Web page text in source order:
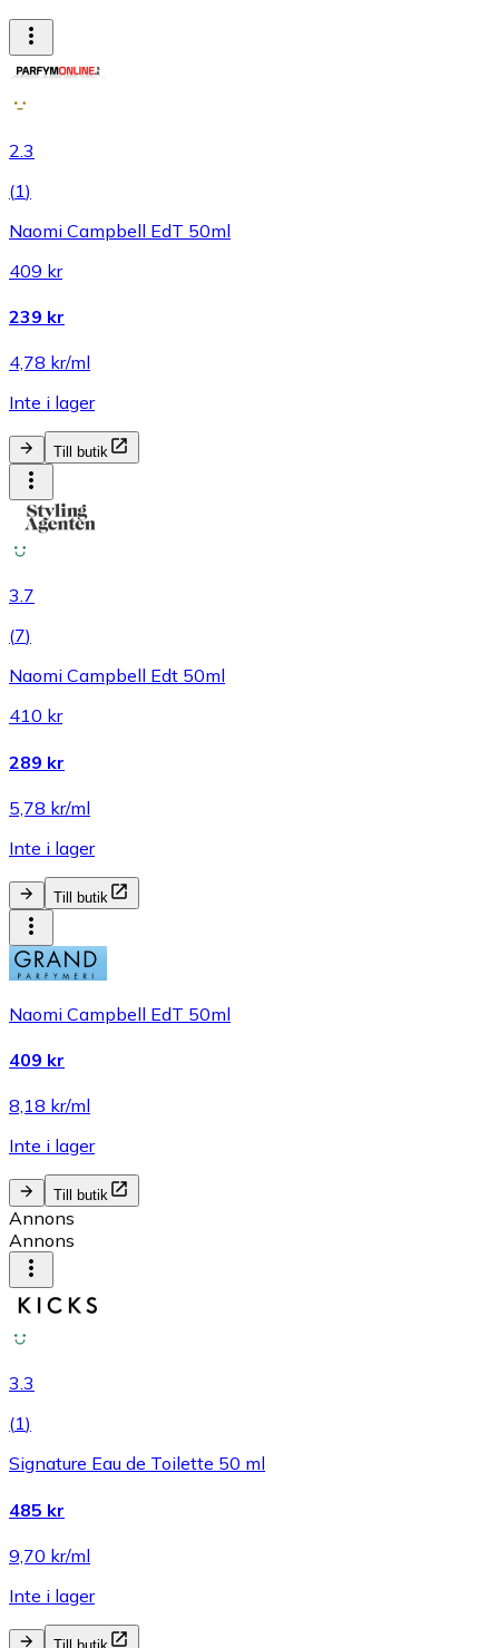
2.3
(1)
Naomi Campbell EdT 50ml
409 kr
239 kr
4,78 kr/ml
Inte i lager
Till butik
3.7
(7)
Naomi Campbell Edt 50ml
410 kr
289 kr
5,78 kr/ml
Inte i lager
Till butik
Naomi Campbell EdT 50ml
409 kr
8,18 kr/ml
Inte i lager
Till butik
Annons
Annons
3.3
(1)
Signature Eau de Toilette 50 ml
485 kr
9,70 kr/ml
Inte i lager